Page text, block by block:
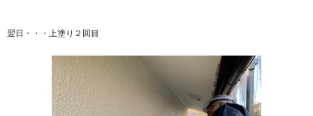
翌日・・・上塗り２回目